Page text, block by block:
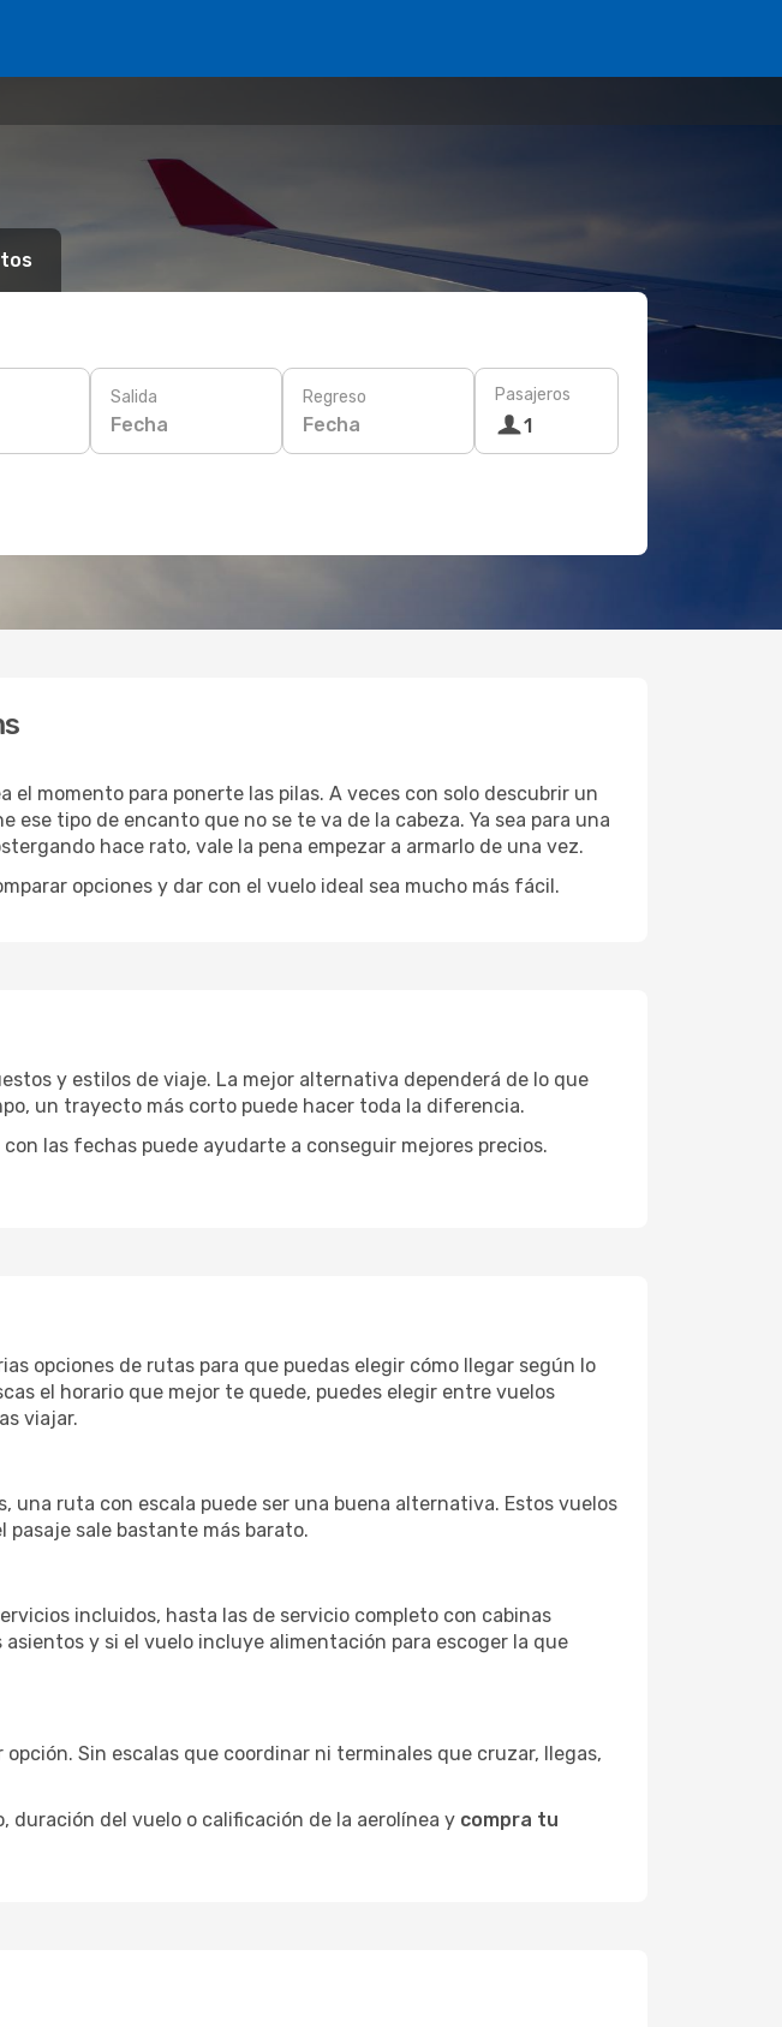
Salida
Fecha
Regreso
Fecha
Pasajeros
1
el momento para ponerte las pilas. A veces con solo descubrir un
tipo de encanto que no se te va de la cabeza. Ya sea para una
hace rato, vale la pena empezar a armarlo de una vez.
opciones y dar con el vuelo ideal sea mucho más fácil.
y estilos de viaje. La mejor alternativa dependerá de lo que
un trayecto más corto puede hacer toda la diferencia.
las fechas puede ayudarte a conseguir mejores precios.
opciones de rutas para que puedas elegir cómo llegar según lo
el horario que mejor te quede, puedes elegir entre vuelos
viajar.
una ruta con escala puede ser una buena alternativa. Estos vuelos
pasaje sale bastante más barato.
incluidos, hasta las de servicio completo con cabinas
y si el vuelo incluye alimentación para escoger la que
Sin escalas que coordinar ni terminales que cruzar, llegas,
duración del vuelo o calificación de la aerolínea y compra tu